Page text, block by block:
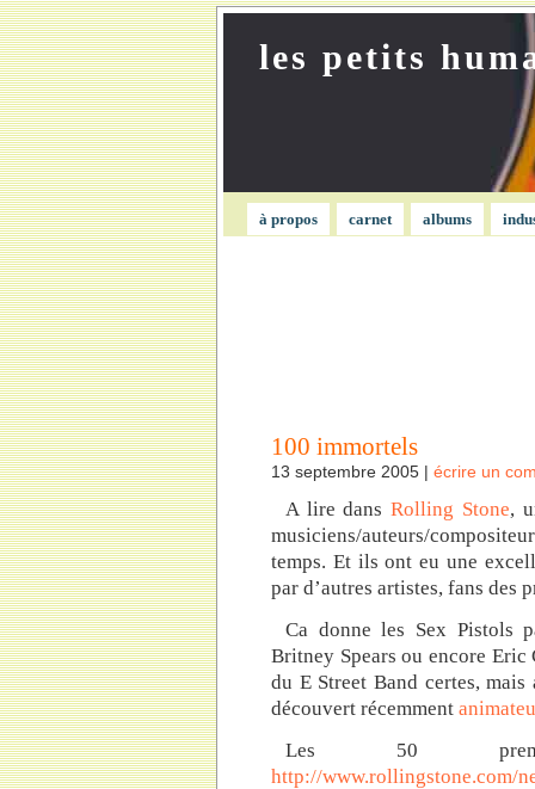
les petits
à propos carnet albums
100 immortels
13 septembre 2005 | écrire un
A lire dansRolling Stone,
musiciens/auteurs/
temps. Et ils ont eu une
par d’autres artistes, fans des
Ca donne les Sex Pistols
Britney Spears ou encore
du E Street Band certes,
découvert récemment
Les 50
http://www.rollingstone.com/